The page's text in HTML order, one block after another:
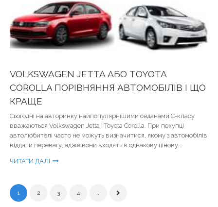
VOLKSWAGEN JETTA АБО TOYOTA
COROLLA ПОРІВНЯННЯ АВТОМОБІЛІВ І ЩО
КРАЩЕ
Сьогодні на авторинку найпопулярнішими седанами С-класу
вважаються Volkswagen Jetta і Toyota Corolla. При покупці
автолюбителі часто не можуть визначитися, якому з автомобілів
віддати перевагу, адже вони входять в однакову цінову...
ЧИТАТИ ДАЛІ
1 2 3 4 ...